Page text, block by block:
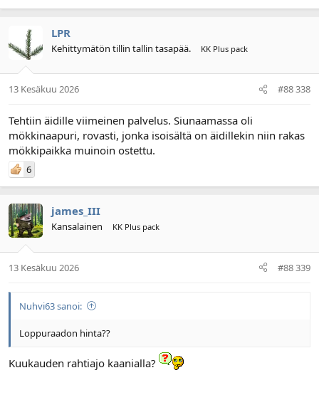
LPR
Kehittymätön tillin tallin tasapää. KK Plus pack
13 Kesäkuu 2026 #88 338
Tehtiin äidille viimeinen palvelus. Siunaamassa oli
mökkinaapuri, rovasti, jonka isoisältä on äidillekin niin rakas
mökkipaikka muinoin ostettu.
6
james_III
Kansalainen KK Plus pack
13 Kesäkuu 2026 #88 339
Nuhvi63 sanoi:
Loppuraadon hinta??
Kuukauden rahtiajo kaanialla?